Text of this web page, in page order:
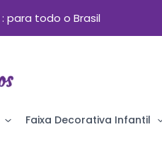
para todo o Brasil
Faixa Decorativa Infantil